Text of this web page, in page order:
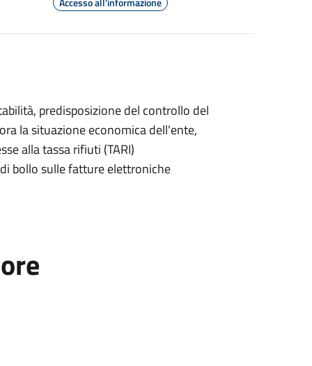
predisposizione del controllo del
la situazione economica dell'ente,
alla tassa rifiuti (TARI)
bollo sulle fatture elettroniche